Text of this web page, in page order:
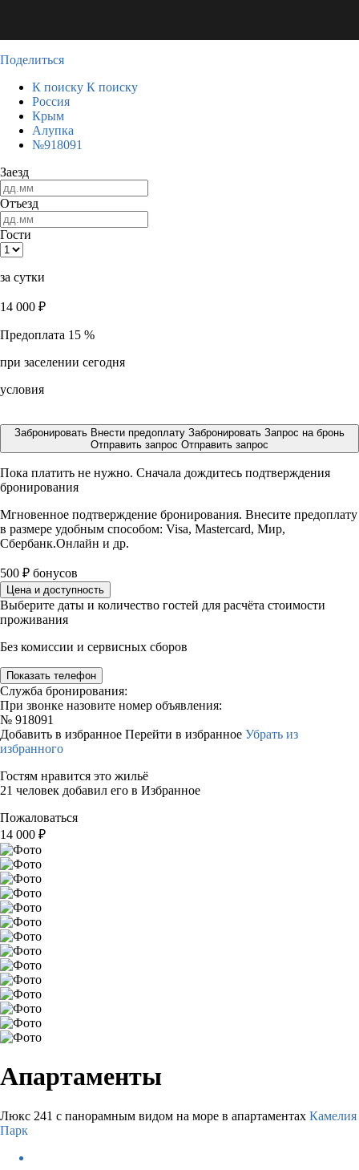
Поделиться
К поиску К поиску
Россия
Крым
Алупка
№918091
Заезд
Отъезд
Гости
за сутки
14 000 ₽
Предоплата 15 %
при заселении сегодня
условия
Забронировать Внести предоплату Забронировать Запрос на бронь
Отправить запрос Отправить запрос
Пока платить не нужно. Сначала дождитесь подтверждения
бронирования
Мгновенное подтверждение бронирования. Внесите предоплату
в размере удобным способом: Visa, Mastercard, Мир,
Сбербанк.Онлайн и др.
500 ₽ бонусов
Цена и доступность
Выберите даты и количество гостей для расчёта стоимости
проживания
Без комиссии и сервисных сборов
Показать телефон
Служба бронирования:
При звонке назовите номер объявления:
№ 918091
Добавить в избранное Перейти в избранное Убрать из
избранного
Гостям нравится это жильё
21 человек добавил его в Избранное
Пожаловаться
14 000 ₽
Апартаменты
Люкс 241 с панорамным видом на море в апартаментах Камелия
Парк